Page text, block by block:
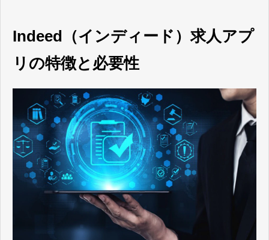
Indeed（インディード）求人アプ
リの特徴と必要性